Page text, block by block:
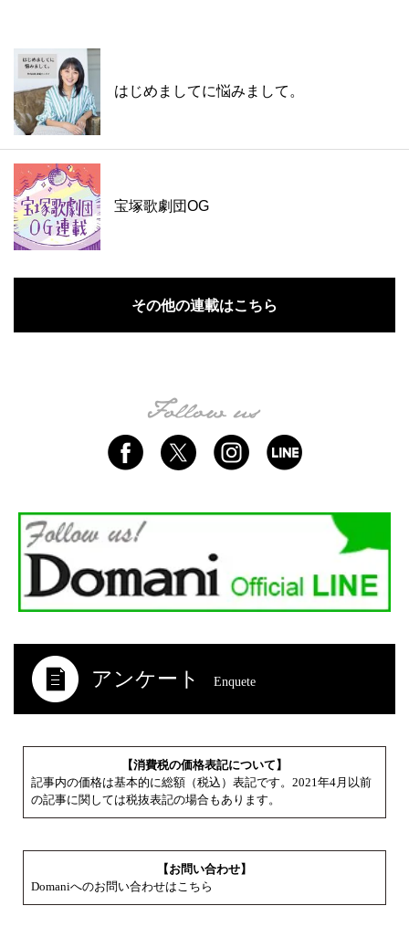
はじめましてに悩みまして。
宝塚歌劇団OG
その他の連載はこちら
アンケート Enquete
【消費税の価格表記について】
記事内の価格は基本的に総額（税込）表記です。2021年4月以前
の記事に関しては税抜表記の場合もあります。
【お問い合わせ】
Domaniへのお問い合わせはこちら